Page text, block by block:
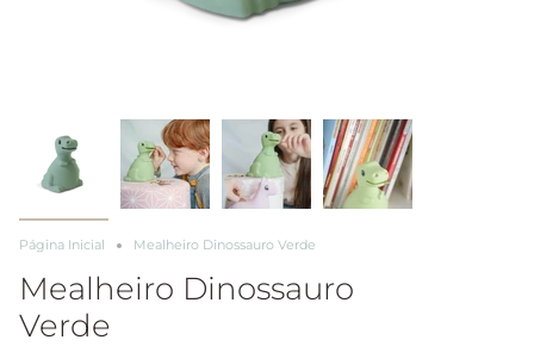
Página Inicial Mealheiro Dinossauro Verde
Mealheiro Dinossauro
Verde